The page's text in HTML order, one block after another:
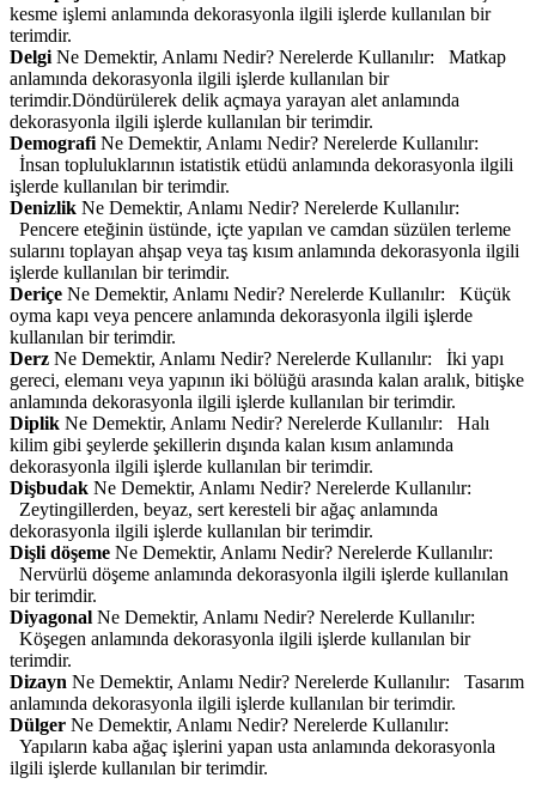
kesme işlemi anlamında dekorasyonla ilgili işlerde kullanılan bir
terimdir.
Delgi Ne Demektir, Anlamı Nedir? Nerelerde Kullanılır: Matkap
anlamında dekorasyonla ilgili işlerde kullanılan bir
terimdir.Döndürülerek delik açmaya yarayan alet anlamında
dekorasyonla ilgili işlerde kullanılan bir terimdir.
Demografi Ne Demektir, Anlamı Nedir? Nerelerde Kullanılır:
İnsan topluluklarının istatistik etüdü anlamında dekorasyonla ilgili
işlerde kullanılan bir terimdir.
Denizlik Ne Demektir, Anlamı Nedir? Nerelerde Kullanılır:
Pencere eteğinin üstünde, içte yapılan ve camdan süzülen terleme
sularını toplayan ahşap veya taş kısım anlamında dekorasyonla ilgili
işlerde kullanılan bir terimdir.
Deriçe Ne Demektir, Anlamı Nedir? Nerelerde Kullanılır: Küçük
oyma kapı veya pencere anlamında dekorasyonla ilgili işlerde
kullanılan bir terimdir.
Derz Ne Demektir, Anlamı Nedir? Nerelerde Kullanılır: İki yapı
gereci, elemanı veya yapının iki bölüğü arasında kalan aralık, bitişke
anlamında dekorasyonla ilgili işlerde kullanılan bir terimdir.
Diplik Ne Demektir, Anlamı Nedir? Nerelerde Kullanılır: Halı
kilim gibi şeylerde şekillerin dışında kalan kısım anlamında
dekorasyonla ilgili işlerde kullanılan bir terimdir.
Dişbudak Ne Demektir, Anlamı Nedir? Nerelerde Kullanılır:
Zeytingillerden, beyaz, sert keresteli bir ağaç anlamında
dekorasyonla ilgili işlerde kullanılan bir terimdir.
Dişli döşeme Ne Demektir, Anlamı Nedir? Nerelerde Kullanılır:
Nervürlü döşeme anlamında dekorasyonla ilgili işlerde kullanılan
bir terimdir.
Diyagonal Ne Demektir, Anlamı Nedir? Nerelerde Kullanılır:
Köşegen anlamında dekorasyonla ilgili işlerde kullanılan bir
terimdir.
Dizayn Ne Demektir, Anlamı Nedir? Nerelerde Kullanılır: Tasarım
anlamında dekorasyonla ilgili işlerde kullanılan bir terimdir.
Dülger Ne Demektir, Anlamı Nedir? Nerelerde Kullanılır:
Yapıların kaba ağaç işlerini yapan usta anlamında dekorasyonla
ilgili işlerde kullanılan bir terimdir.